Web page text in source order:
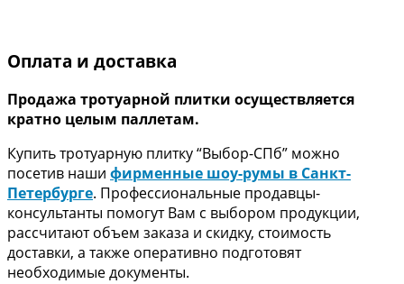
Оплата и доставка
Продажа тротуарной плитки осуществляется
кратно целым паллетам.
Купить тротуарную плитку “Выбор-СПб” можно
посетив наши фирменные шоу-румы в Санкт-
Петербурге. Профессиональные продавцы-
консультанты помогут Вам с выбором продукции,
рассчитают объем заказа и скидку, стоимость
доставки, а также оперативно подготовят
необходимые документы.